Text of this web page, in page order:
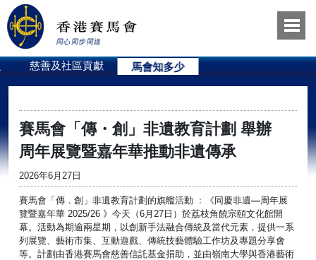
慈善及社區貢獻 馬會知多少
賽馬會「傳・創」非遺教育計劃 舉辦
周年展覽暨嘉年華推動非遺傳承
2026年6月27日
賽馬會「傳．創」非遺教育計劃的旗艦活動 ﹕《同慶非遺—周年展
覽暨嘉年華 2025/26 》今天（6月27日）於荔枝角饒宗頤文化館開
幕。活動為期逾兩星期，以創新手法融合傳統及當代元素，提供一系
列展覽、藝術市集、互動遊戲、傳統技藝體驗工作坊及專題分享會
等。計劃由香港賽馬會慈善信託基金捐助，並由嶺南大學與香港藝術